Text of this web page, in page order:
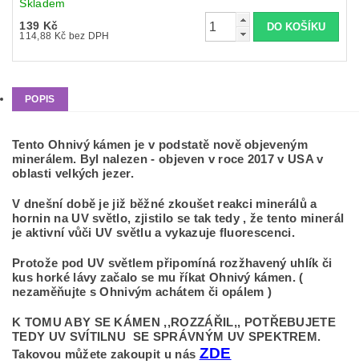
Skladem
139 Kč
114,88 Kč bez DPH
POPIS
Tento Ohnivý kámen je v podstatě nově objeveným
minerálem. Byl nalezen - objeven v roce 2017 v USA v
oblasti velkých jezer.
V dnešní době je již běžné zkoušet reakci minerálů a
hornin na UV světlo, zjistilo se tak tedy , že tento minerál
je aktivní vůči UV světlu a vykazuje fluorescenci.
Protože pod UV světlem připomíná rozžhavený uhlík či
kus horké lávy začalo se mu říkat Ohnivý kámen. (
nezaměňujte s Ohnivým achátem či opálem )
K TOMU ABY SE KÁMEN ,,ROZZÁŘIL,, POTŘEBUJETE
TEDY UV SVÍTILNU SE SPRÁVNÝM UV SPEKTREM.
Takovou můžete zakoupit u nás ZDE